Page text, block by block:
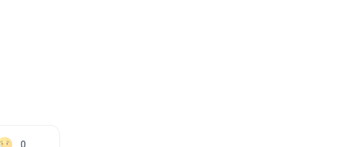
0